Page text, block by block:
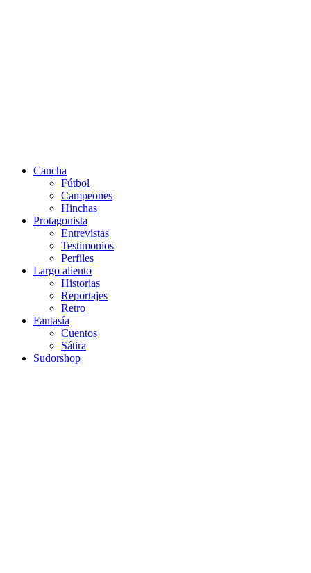
Cancha
Fútbol
Campeones
Hinchas
Protagonista
Entrevistas
Testimonios
Perfiles
Largo aliento
Historias
Reportajes
Retro
Fantasía
Cuentos
Sátira
Sudorshop